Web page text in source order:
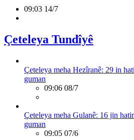
09:03 14/7
Çeteleya Tundîyê
Çeteleya meha Hezîranê: 29 in
guman
09:06 08/7
Çeteleya meha Gulanê: 16 jin
guman
09:05 07/6